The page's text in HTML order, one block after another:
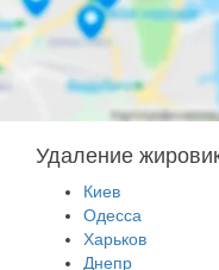
Удаление
Киев
Одесса
Харьков
Днепр